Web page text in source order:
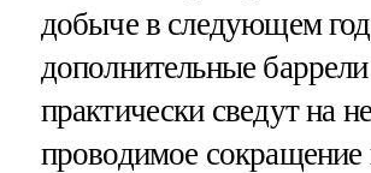
добыче в следующем
дополнительные баррели
практически сведут на
проводимое сокращение